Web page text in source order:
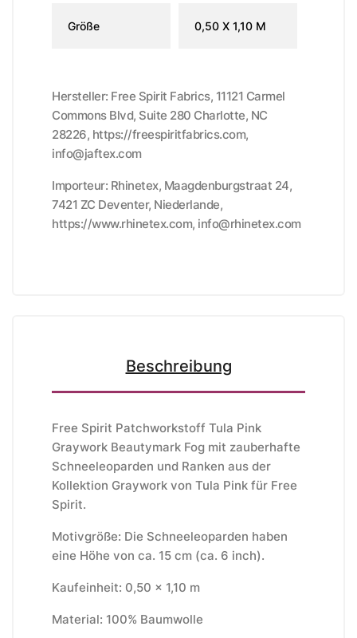
Größe 0,50 X 1,10 M
Hersteller: Free Spirit Fabrics, 11121 Carmel
Commons Blvd, Suite 280 Charlotte, NC
28226, https://freespiritfabrics.com,
info@jaftex.com
Importeur: Rhinetex, Maagdenburgstraat 24,
7421 ZC Deventer, Niederlande,
https://www.rhinetex.com, info@rhinetex.com
Beschreibung
Free Spirit Patchworkstoff Tula Pink
Graywork Beautymark Fog mit zauberhafte
Schneeleoparden und Ranken aus der
Kollektion Graywork von Tula Pink für Free
Spirit.
Motivgröße: Die Schneeleoparden haben
eine Höhe von ca. 15 cm (ca. 6 inch).
Kaufeinheit: 0,50 x 1,10 m
Material: 100% Baumwolle